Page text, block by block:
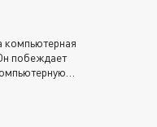
компьютерная
побеждает